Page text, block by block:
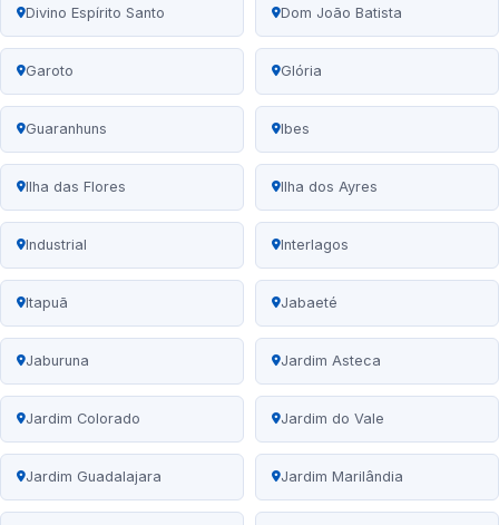
Divino Espírito Santo Dom João Batista
Garoto Glória
Guaranhuns Ibes
Ilha das Flores Ilha dos Ayres
Industrial Interlagos
Itapuã Jabaeté
Jaburuna Jardim Asteca
Jardim Colorado Jardim do Vale
Jardim Guadalajara Jardim Marilândia